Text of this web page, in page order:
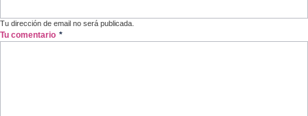
Tu dirección de email no será publicada.
Tu comentario *